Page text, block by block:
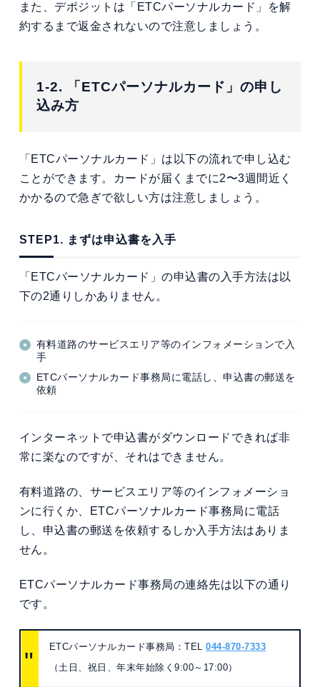
また、デポジットは「ETCパーソナルカード」を解
約するまで返金されないので注意しましょう。
1-2. 「ETCパーソナルカード」の申し
込み方
「ETCパーソナルカード」は以下の流れで申し込む
ことができます。カードが届くまでに2〜3週間近く
かかるので急ぎで欲しい方は注意しましょう。
STEP1. まずは申込書を入手
「ETCパーソナルカード」の申込書の入手方法は以
下の2通りしかありません。
有料道路のサービスエリア等のインフォメーションで入
手
ETCパーソナルカード事務局に電話し、申込書の郵送を
依頼
インターネットで申込書がダウンロードできれば非
常に楽なのですが、それはできません。
有料道路の、サービスエリア等のインフォメーショ
ンに行くか、ETCパーソナルカード事務局に電話
し、申込書の郵送を依頼するしか入手方法はありま
せん。
ETCパーソナルカード事務局の連絡先は以下の通り
です。
ETCパーソナルカード事務局：TEL044-870-7333
（土日、祝日、年末年始除く9:00～17:00）